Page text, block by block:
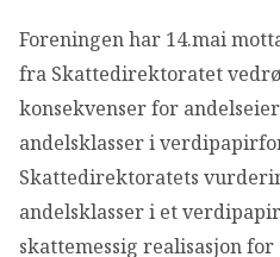
OM VFF
DEN LILLE
IN ENGLISH
Foreningen har 14.mai
fra Skattedirektoratet
konsekvenser for
andelsklasser i
Skattedirektoratets
andelsklasser i et
skattemessig realisasjon for